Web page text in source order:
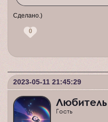
Сделано.)
0
2023-05-11 21:45:29
Гость